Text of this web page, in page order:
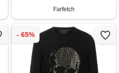
Farfetch